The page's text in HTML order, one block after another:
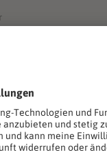
und Absolventen
und Absolventen